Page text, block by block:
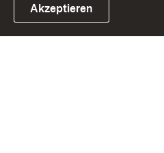
Link zum Landesportal
Akzeptieren